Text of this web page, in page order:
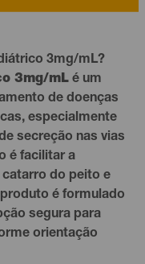
3mg/mL?
3mg/mL é um
de doenças
especialmente
secreção nas vias
é facilitar a
do peito e
é formulado
segura para
orientação